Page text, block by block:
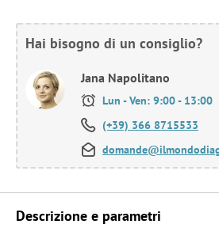
Hai bisogno di un consiglio?
Jana Napolitano
Lun - Ven: 9:00 - 13:00
(+39) 366 8715533
Descrizione e parametri